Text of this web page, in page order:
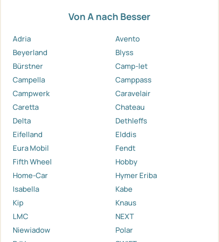
Von A nach Besser
Adria
Avento
Beyerland
Blyss
Bürstner
Camp-let
Campella
Camppass
Campwerk
Caravelair
Caretta
Chateau
Delta
Dethleffs
Eifelland
Elddis
Eura Mobil
Fendt
Fifth Wheel
Hobby
Home-Car
Hymer Eriba
Isabella
Kabe
Kip
Knaus
LMC
NEXT
Niewiadow
Polar